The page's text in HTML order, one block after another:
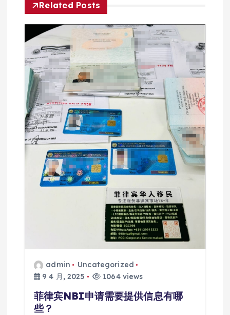
Related Posts
admin
Uncategorized
9 4 月, 2025
1064 views
菲律宾NBI申请需要提供信息有哪
些？